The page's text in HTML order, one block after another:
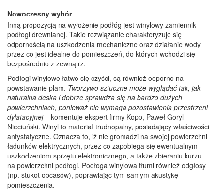
Nowoczesny wybór
Inną propozycją na wyłożenie podłóg jest winylowy zamiennik
podłogi drewnianej. Takie rozwiązanie charakteryzuje się
odpornością na uszkodzenia mechaniczne oraz działanie wody,
przez co jest idealne do pomieszczeń, do których wchodzi się
bezpośrednio z zewnątrz.
Podłogi winylowe łatwo się czyści, są również odporne na
powstawanie plam. Tworzywo sztuczne może wyglądać tak, jak
naturalna deska i dobrze sprawdza się na bardzo dużych
powierzchniach, ponieważ nie wymaga pozostawienia przestrzeni
dylatacyjnej– komentuje ekspert firmy Kopp, Paweł Goryl-
Nieciuński. Winyl to materiał trudnopalny, posiadający właściwości
antystatyczne. Oznacza to, iż nie gromadzi na swojej powierzchni
ładunków elektrycznych, przez co zapobiega się ewentualnym
uszkodzeniom sprzętu elektronicznego, a także zbieraniu kurzu
na powierzchni podłogi. Podłoga winylowa tłumi również odgłosy
(np. stukot obcasów), poprawiając tym samym akustykę
pomieszczenia.